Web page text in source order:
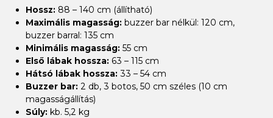
Hossz: 88 – 140 cm (állítható)
Maximális magasság: buzzer bar nélkül: 120 cm,
buzzer barral: 135 cm
Minimális magasság: 55 cm
Első lábak hossza: 63 – 115 cm
Hátsó lábak hossza: 33 – 54 cm
Buzzer bar: 2 db, 3 botos, 50 cm széles (10 cm
magasságállítás)
Súly: kb. 5,2 kg